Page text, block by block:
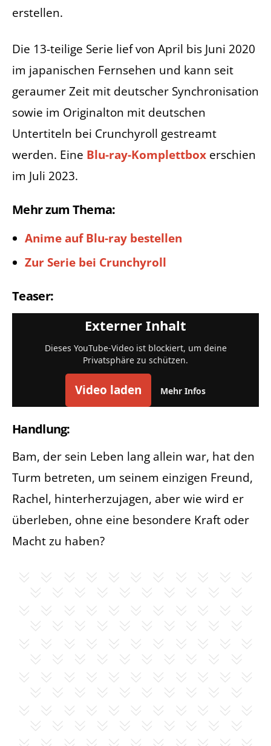
erstellen.
Die 13-teilige Serie lief von April bis Juni 2020
im japanischen Fernsehen und kann seit
geraumer Zeit mit deutscher Synchronisation
sowie im Originalton mit deutschen
Untertiteln bei Crunchyroll gestreamt
werden. Eine Blu-ray-Komplettbox erschien
im Juli 2023.
Mehr zum Thema:
Anime auf Blu-ray bestellen
Zur Serie bei Crunchyroll
Teaser:
Externer Inhalt
Dieses YouTube-Video ist blockiert, um deine
Privatsphäre zu schützen.
Video laden Mehr Infos
Handlung:
Bam, der sein Leben lang allein war, hat den
Turm betreten, um seinem einzigen Freund,
Rachel, hinterherzujagen, aber wie wird er
überleben, ohne eine besondere Kraft oder
Macht zu haben?